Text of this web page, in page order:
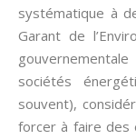
systématique à
Garant de
sociétés
souvent),
forcer à faire des